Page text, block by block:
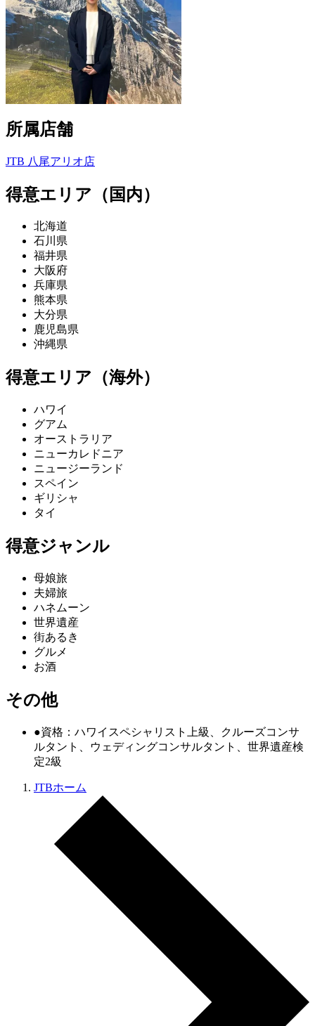
所属店舗
JTB 八尾アリオ店
得意エリア（国内）
北海道
石川県
福井県
大阪府
兵庫県
熊本県
大分県
鹿児島県
沖縄県
得意エリア（海外）
ハワイ
グアム
オーストラリア
ニューカレドニア
ニュージーランド
スペイン
ギリシャ
タイ
得意ジャンル
母娘旅
夫婦旅
ハネムーン
世界遺産
街あるき
グルメ
お酒
その他
●資格：ハワイスペシャリスト上級、クルーズコンサ
ルタント、ウェディングコンサルタント、世界遺産検
定2級
JTBホーム